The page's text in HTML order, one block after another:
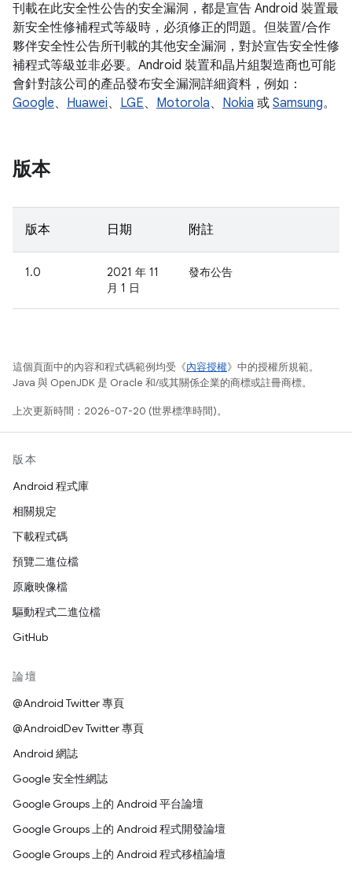
刊載在此安全性公告的安全漏洞，都是宣告 Android 裝置最
新安全性修補程式等級時，必須修正的問題。但裝置/合作
夥伴安全性公告所刊載的其他安全漏洞，對於宣告安全性修
補程式等級並非必要。Android 裝置和晶片組製造商也可能
會針對該公司的產品發布安全漏洞詳細資料，例如：
Google、 Huawei、 LGE、 Motorola、 Nokia 或 Samsung。
版本
版本 日期 附註
1.0
2021 年 11
月 1 日
發布公告
這個頁面中的內容和程式碼範例均受《內容授權》中的授權所規範。
Java 與 OpenJDK 是 Oracle 和/或其關係企業的商標或註冊商標。
上次更新時間：2026-07-20 (世界標準時間)。
版本
Android 程式庫
相關規定
下載程式碼
預覽二進位檔
原廠映像檔
驅動程式二進位檔
GitHub
論壇
@Android Twitter 專頁
@AndroidDev Twitter 專頁
Android 網誌
Google 安全性網誌
Google Groups 上的 Android 平台論壇
Google Groups 上的 Android 程式開發論壇
Google Groups 上的 Android 程式移植論壇